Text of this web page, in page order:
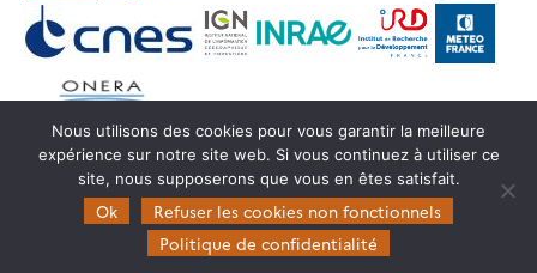
© Copyright Theia -SEDOO (Service de Données
OMP)
Nous utilisons des cookies pour vous garantir la meilleure
expérience sur notre site web. Si vous continuez à utiliser ce
site, nous supposerons que vous en êtes satisfait.
Ok
Refuser les cookies non fonctionnels
Politique de confidentialité